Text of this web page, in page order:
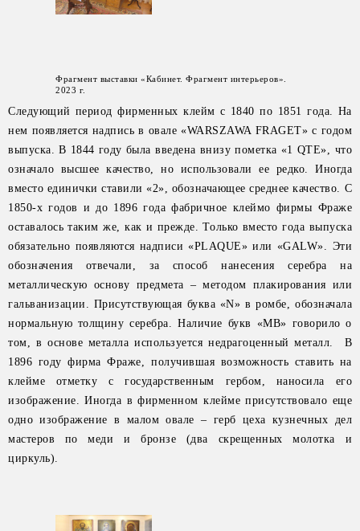
Фрагмент выставки «Кабинет. Фрагмент интерьеров».
2023 г.
Следующий период фирменных клейм с 1840 по 1851 года. На
нем появляется надпись в овале «WARSZAWA FRAGET» с годом
выпуска. В 1844 году была введена внизу пометка «1 QTE», что
означало высшее качество, но использовали ее редко. Иногда
вместо единички ставили «2», обозначающее среднее качество. С
1850-х годов и до 1896 года фабричное клеймо фирмы Фраже
оставалось таким же, как и прежде. Только вместо года выпуска
обязательно появляются надписи «PLAQUE» или «GALW». Эти
обозначения отвечали, за способ нанесения серебра на
металлическую основу предмета – методом плакирования или
гальванизации. Присутствующая буква «N» в ромбе, обозначала
нормальную толщину серебра. Наличие букв «МВ» говорило о
том, в основе металла используется недрагоценный металл. В
1896 году фирма Фраже, получившая возможность ставить на
клейме отметку с государственным гербом, наносила его
изображение. Иногда в фирменном клейме присутствовало еще
одно изображение в малом овале – герб цеха кузнечных дел
мастеров по меди и бронзе (два скрещенных молотка и
циркуль).